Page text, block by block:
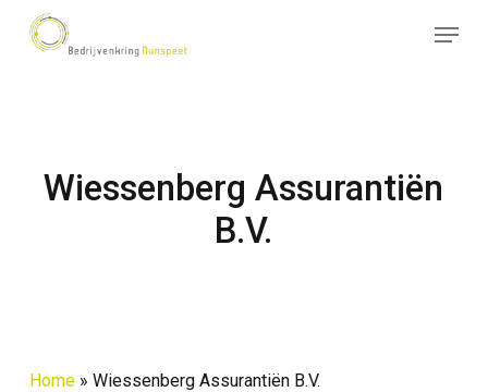
Menu
Wiessenberg Assurantiën
B.V.
Home» Wiessenberg Assurantiën B.V.